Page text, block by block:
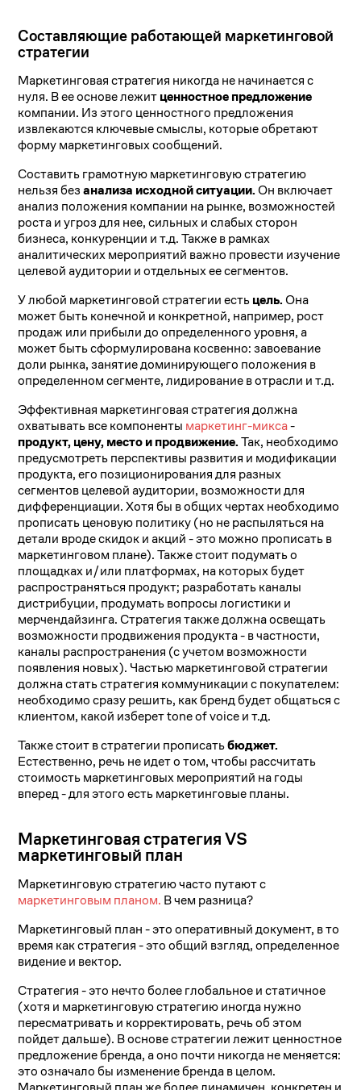
Составляющие работающей маркетинговой
стратегии
Маркетинговая стратегия никогда не начинается с
нуля. В ее основе лежитценностное предложение
компании. Из этого ценностного предложения
извлекаются ключевые смыслы, которые обретают
форму маркетинговых сообщений.
Составить грамотную маркетинговую стратегию
нельзя безанализа исходной ситуации.Он включает
анализ положения компании на рынке, возможностей
роста и угроз для нее, сильных и слабых сторон
бизнеса, конкуренции и т.д. Также в рамках
аналитических мероприятий важно провести изучение
целевой аудитории и отдельных ее сегментов.
У любой маркетинговой стратегии естьцель.Она
может быть конечной и конкретной, например, рост
продаж или прибыли до определенного уровня, а
может быть сформулирована косвенно: завоевание
доли рынка, занятие доминирующего положения в
определенном сегменте, лидирование в отрасли и т.д.
Эффективная маркетинговая стратегия должна
охватывать все компоненты маркетинг-микса-
продукт, цену, место и продвижение.Так, необходимо
предусмотреть перспективы развития и модификации
продукта, его позиционирования для разных
сегментов целевой аудитории, возможности для
дифференциации. Хотя бы в общих чертах необходимо
прописать ценовую политику (но не распыляться на
детали вроде скидок и акций - это можно прописать в
маркетинговом плане). Также стоит подумать о
площадках и/или платформах, на которых будет
распространяться продукт; разработать каналы
дистрибуции, продумать вопросы логистики и
мерчендайзинга. Стратегия также должна освещать
возможности продвижения продукта - в частности,
каналы распространения (с учетом возможности
появления новых). Частью маркетинговой стратегии
должна стать стратегия коммуникации с покупателем:
необходимо сразу решить, как бренд будет общаться с
клиентом, какой изберет tone of voice и т.д.
Также стоит в стратегии прописатьбюджет.
Естественно, речь не идет о том, чтобы рассчитать
стоимость маркетинговых мероприятий на годы
вперед - для этого есть маркетинговые планы.
Маркетинговая стратегия VS
маркетинговый план
Маркетинговую стратегию часто путают с
маркетинговым планом. В чем разница?
Маркетинговый план - это оперативный документ, в то
время как стратегия - это общий взгляд, определенное
видение и вектор.
Стратегия - это нечто более глобальное и статичное
(хотя и маркетинговую стратегию иногда нужно
пересматривать и корректировать, речь об этом
пойдет дальше). В основе стратегии лежит ценностное
предложение бренда, а оно почти никогда не меняется:
это означало бы изменение бренда в целом.